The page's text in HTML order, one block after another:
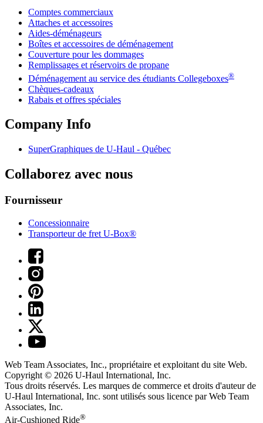
Comptes commerciaux
Attaches et accessoires
Aides-déménageurs
Boîtes et accessoires de déménagement
Couverture pour les dommages
Remplissages et réservoirs de propane
Déménagement au service des étudiants Collegeboxes®
Chèques-cadeaux
Rabais et offres spéciales
Company Info
SuperGraphiques de U-Haul - Québec
Collaborez avec nous
Fournisseur
Concessionnaire
Transporteur de fret U-Box®
Web Team Associates, Inc., propriétaire et exploitant du site Web.
Copyright © 2026 U-Haul International, Inc.
Tous droits réservés. Les marques de commerce et droits d'auteur de
U-Haul International, Inc. sont utilisés sous licence par Web Team
Associates, Inc.
Air-Cushioned Ride®